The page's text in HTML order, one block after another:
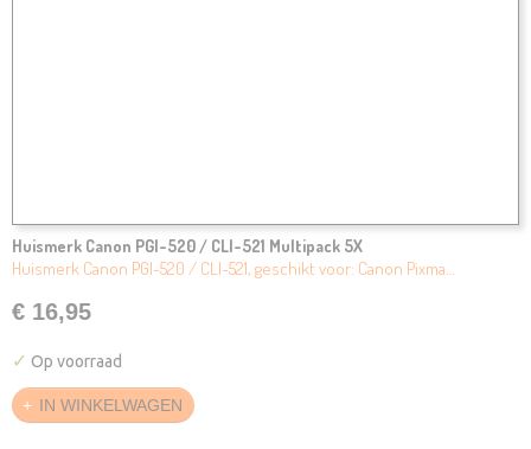
Huismerk Canon PGI-520 / CLI-521 Multipack 5X
Huismerk Canon PGI-520 / CLI-521, geschikt voor: Canon Pixma…
€ 16,95
✓ Op voorraad
IN WINKELWAGEN